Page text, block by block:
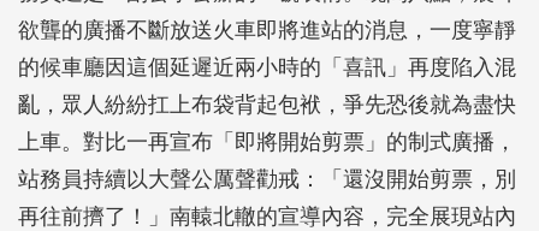
欲聾的廣播不斷放送火車即將進站的消息，一度寧靜
的候車廳因這個延遲近兩小時的「喜訊」再度陷入混
亂，眾人紛紛扛上布袋背起包袱，爭先恐後就為盡快
上車。對比一再宣布「即將開始剪票」的制式廣播，
站務員持續以大聲公厲聲勸戒：「還沒開始剪票，別
再往前擠了！」南轅北轍的宣導內容，完全展現站內